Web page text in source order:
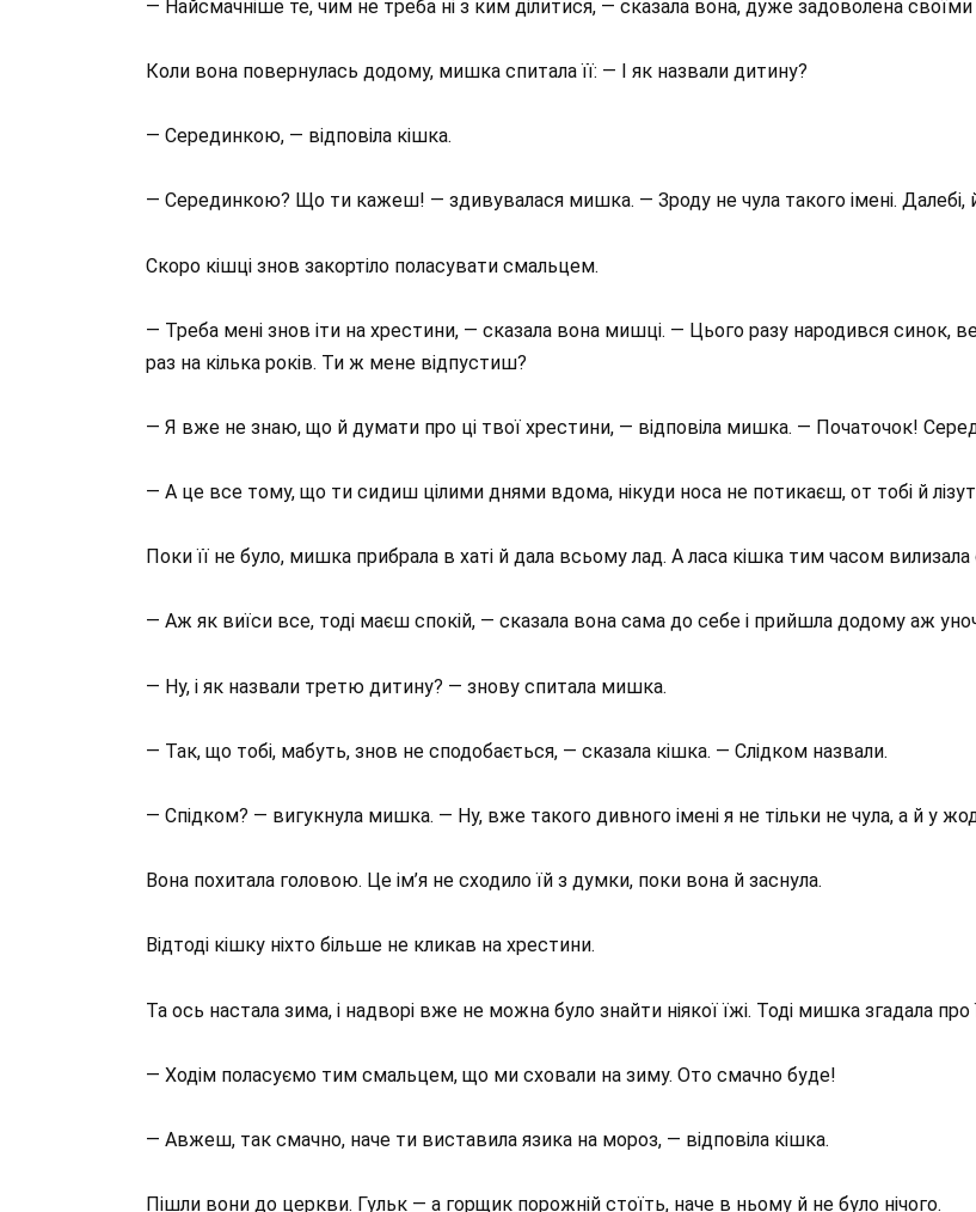
— Найсмачніше те, чим не треба ні з ким ділитися, — сказала вона, дуже задоволена
Коли вона повернулась додому, мишка спитала її: — І як назвали дитину?
— Серединкою, — відповіла кішка.
— Серединкою? Що ти кажеш! — здивувалася мишка. — Зроду не чула такого імені. Далебі,
Скоро кішці знов закортіло поласувати смальцем.
— Треба мені знов іти на хрестини, — сказала вона мишці. — Цього разу народився синок,
раз на кілька років. Ти ж мене відпустиш?
— Я вже не знаю, що й думати про ці твої хрестини, — відповіла мишка. — Початочок!
— А це все тому, що ти сидиш цілими днями вдома, нікуди носа не потикаєш, от тобі й
Поки її не було, мишка прибрала в хаті й дала всьому лад. А ласа кішка тим часом
— Аж як виїси все, тоді маєш спокій, — сказала вона сама до себе і прийшла додому аж
— Ну, і як назвали третю дитину? — знову спитала мишка.
— Так, що тобі, мабуть, знов не сподобається, — сказала кішка. — Слідком назвали.
— Спідком? — вигукнула мишка. — Ну, вже такого дивного імені я не тільки не чула, а й у
Вона похитала головою. Це ім’я не сходило їй з думки, поки вона й заснула.
Відтоді кішку ніхто більше не кликав на хрестини.
Та ось настала зима, і надворі вже не можна було знайти ніякої їжі. Тоді мишка згадала про
— Ходім поласуємо тим смальцем, що ми сховали на зиму. Ото смачно буде!
— Авжеш, так смачно, наче ти виставила язика на мороз, — відповіла кішка.
Пішли вони до церкви. Гульк — а горщик порожній стоїть, наче в ньому й не було нічого.